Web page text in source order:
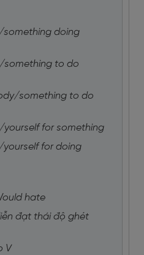
something doing
something to do
something to do
yourself for something
yourself for doing
hate
đạt thái độ ghét
V